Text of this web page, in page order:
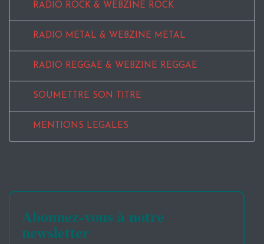
RADIO ROCK & WEBZINE ROCK
RADIO METAL & WEBZINE METAL
RADIO REGGAE & WEBZINE REGGAE
SOUMETTRE SON TITRE
MENTIONS LEGALES
Abonnez-vous à notre
newsletter